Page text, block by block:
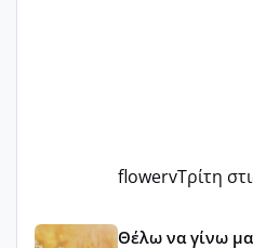
flowervΤρίτη
Αύγουστος ήρθε ξανά
Θέλω να γίνω